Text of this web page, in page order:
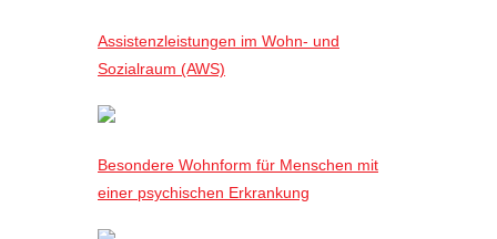
Assistenzleistungen im Wohn- und
Sozialraum (AWS)
Besondere Wohnform für Menschen mit
einer psychischen Erkrankung